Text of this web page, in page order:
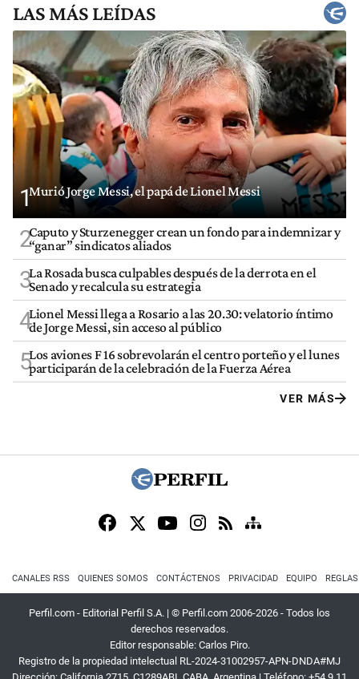
LAS MÁS LEÍDAS
1Murió Jorge Messi, el papá de Lionel Messi
2Caputo y Sturzenegger crean un fondo para indemnizar y
“ganar” sindicatos aliados
3La Rosada busca culpables después de la derrota en el
Senado y recalcula su estrategia
4Lionel Messi llega a Rosario a las 20.30: velatorio íntimo
de Jorge Messi, sin acceso al público
5Los aviones F 16 sobrevolarán el centro porteño y el lunes
participarán de la celebración de la Fuerza Aérea
VER MÁS
CANALES RSS QUIENES SOMOS CONTÁCTENOS PRIVACIDAD EQUIPO
Perfil.com - Editorial Perfil S.A. | © Perfil.com 2006-2026 - Todos los
derechos reservados.
Editor responsable: Carlos Piro.
Registro de la propiedad intelectual RL-2024-31002957-APN-DNDA#MJ